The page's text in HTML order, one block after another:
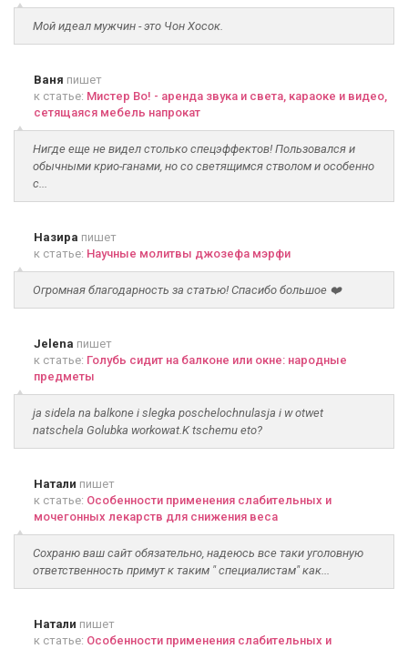
Мой идеал мужчин - это Чон Хосок.
Ваня пишет
к статье: Мистер Во! - аренда звука и света, караоке и видео,
сетящаяся мебель напрокат
Нигде еще не видел столько спецэффектов! Пользовался и
обычными крио-ганами, но со светящимся стволом и особенно
с...
Назира пишет
к статье: Научные молитвы джозефа мэрфи
Огромная благодарность за статью! Спасибо большое ❤️
Jelena пишет
к статье: Голубь сидит на балконе или окне: народные
предметы
ja sidela na balkone i slegka poschelochnulasja i w otwet
natschela Golubka workowat.K tschemu eto?
Натали пишет
к статье: Особенности применения слабительных и
мочегонных лекарств для снижения веса
Сохраню ваш сайт обязательно, надеюсь все таки уголовную
ответственность примут к таким " специалистам" как...
Натали пишет
к статье: Особенности применения слабительных и